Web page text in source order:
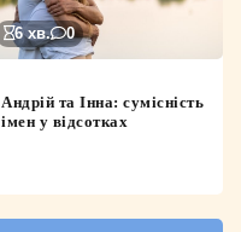
6 хв. 0
Андрій та Інна: сумісність
імен у відсотках